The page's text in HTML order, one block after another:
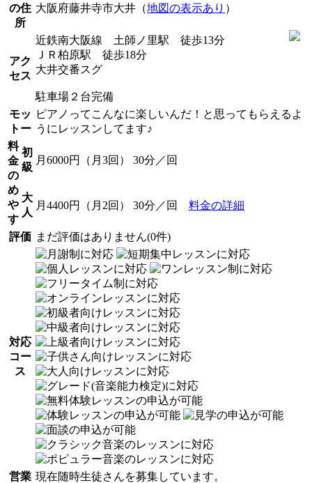
の住
所
大阪府藤井寺市大井（地図の表示あり ）
アク
セス
近鉄南大阪線 土師ノ里駅 徒歩13分
ＪＲ柏原駅 徒歩18分
大井交番スグ
駐車場２台完備
モッ
トー
ピアノってこんなに楽しいんだ！と思ってもらえるよ
うにレッスンしてます♪
料
金
の
め
や
す
初
級
月6000円（月3回） 30分／回
大
人
月4400円（月2回） 30分／回 料金の詳細
評価 まだ評価はありません(0件)
対応
コー
ス
営業 現在随時生徒さんを募集しています。